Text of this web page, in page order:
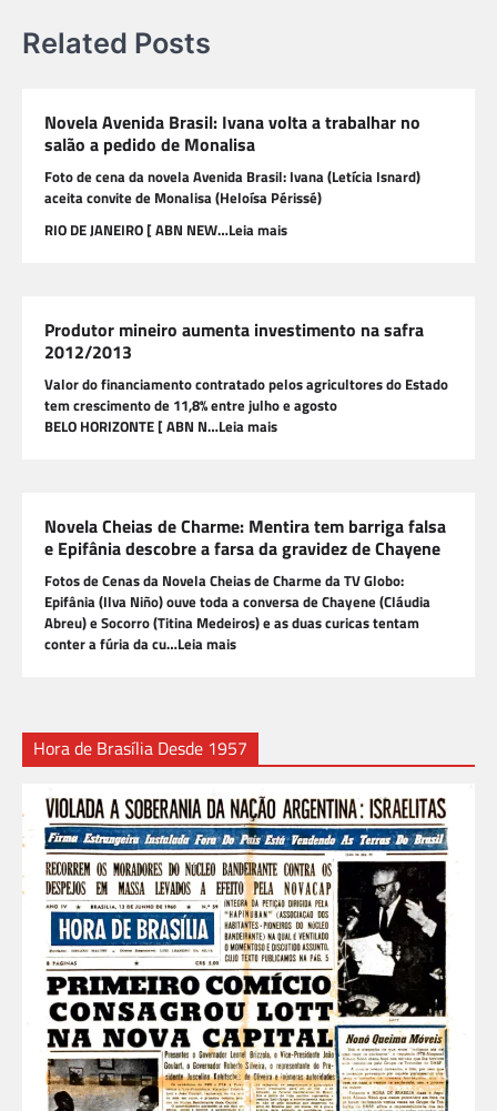
Related Posts
Novela Avenida Brasil: Ivana volta a trabalhar no
salão a pedido de Monalisa
Foto de cena da novela Avenida Brasil: Ivana (Letícia Isnard)
aceita convite de Monalisa (Heloísa Périssé)
RIO DE JANEIRO [ ABN NEW…Leia mais
Produtor mineiro aumenta investimento na safra
2012/2013
Valor do financiamento contratado pelos agricultores do Estado
tem crescimento de 11,8% entre julho e agosto
BELO HORIZONTE [ ABN N…Leia mais
Novela Cheias de Charme: Mentira tem barriga falsa
e Epifânia descobre a farsa da gravidez de Chayene
Fotos de Cenas da Novela Cheias de Charme da TV Globo:
Epifânia (Ilva Niño) ouve toda a conversa de Chayene (Cláudia
Abreu) e Socorro (Titina Medeiros) e as duas curicas tentam
conter a fúria da cu…Leia mais
Hora de Brasília Desde 1957